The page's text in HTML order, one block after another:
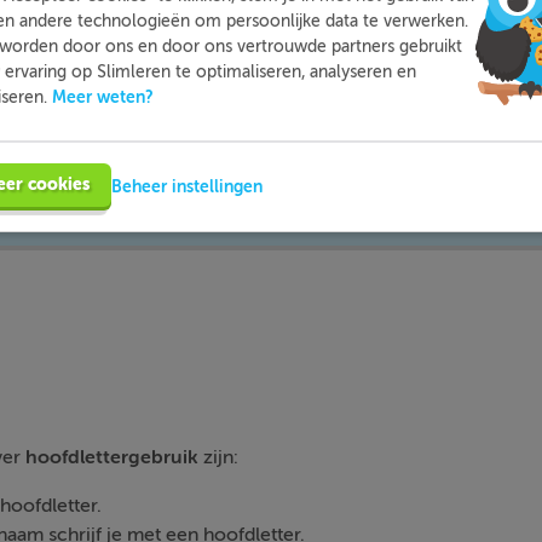
kun je op een leuke manier thuis extra oefenen met de
mee hebt. Zo ben je beter voorbereid en heb je nooit
Meer informatie
hoofdlettergebruik zijn:
schrijf je met een hoofdletter.
andere technologieën om persoonlijke data te verwerken.
door ons en door ons vertrouwde partners gebruikt
op Slimleren te optimaliseren, analyseren en
Meer weten?
cookies Beheer instellingen